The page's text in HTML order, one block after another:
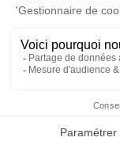
Faire-part
Cérémonie
933 Rue